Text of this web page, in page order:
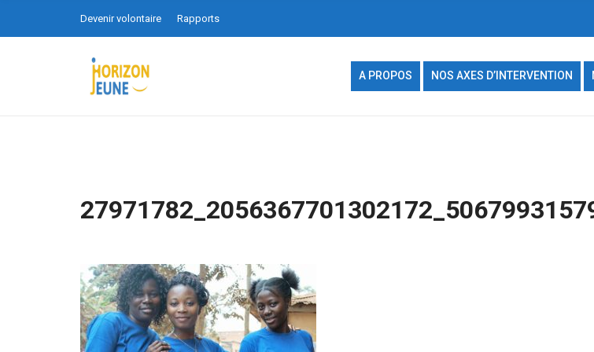
Devenir volontaire Rapports
A PROPOS NOS AXES D’INTERVENTION